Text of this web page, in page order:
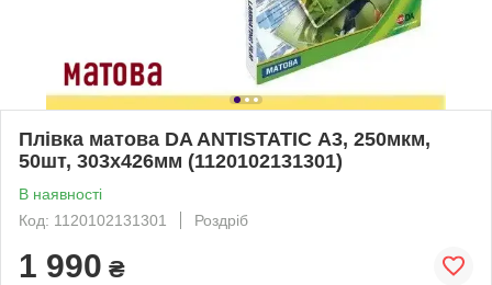
Плівка матова DA ANTISTATIC А3, 250мкм,
50шт, 303х426мм (1120102131301)
В наявності
Код: 1120102131301
Роздріб
1 990 ₴